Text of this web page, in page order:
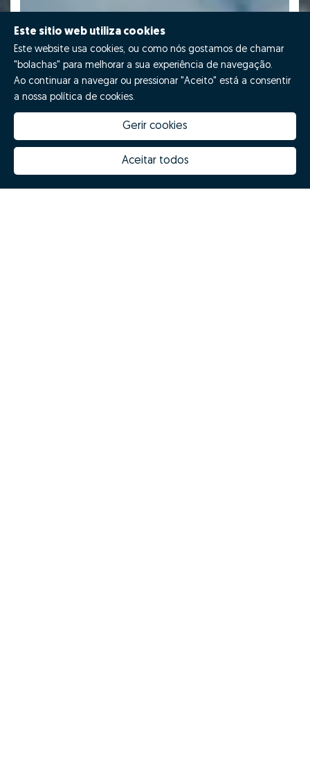
Este sitio web utiliza cookies
Este website usa cookies, ou como nós gostamos de chamar
"bolachas" para melhorar a sua experiência de navegação.
Ao continuar a navegar ou pressionar "Aceito" está a consentir
a nossa política de cookies.
Gerir cookies
Aceitar todos